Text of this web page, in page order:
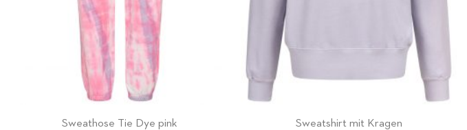
Sweathose Tie Dye pink Sweatshirt mit Kragen